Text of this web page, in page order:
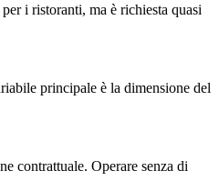
i ristoranti, ma è richiesta quasi
principale è la dimensione del
contrattuale. Operare senza di